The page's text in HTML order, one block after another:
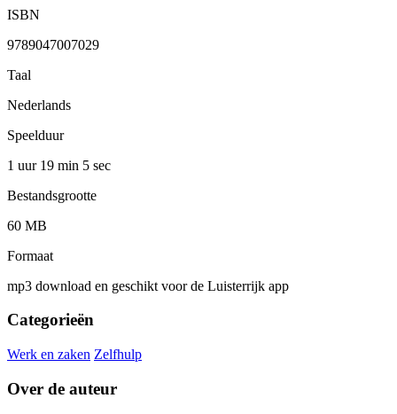
ISBN
9789047007029
Taal
Nederlands
Speelduur
1 uur 19 min 5 sec
Bestandsgrootte
60 MB
Formaat
mp3 download en geschikt voor de Luisterrijk app
Categorieën
Werk en zaken Zelfhulp
Over de auteur